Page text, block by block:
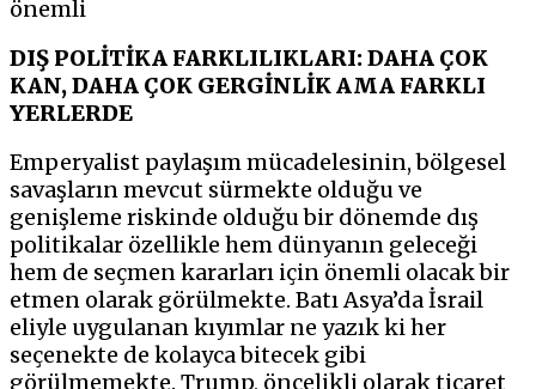
önemli
DIŞ POLİTİKA FARKLILIKLARI: DAHA ÇOK
KAN, DAHA ÇOK GERGİNLİK AMA FARKLI
YERLERDE
Emperyalist paylaşım mücadelesinin, bölgesel
savaşların mevcut sürmekte olduğu ve
genişleme riskinde olduğu bir dönemde dış
politikalar özellikle hem dünyanın geleceği
hem de seçmen kararları için önemli olacak bir
etmen olarak görülmekte. Batı Asya’da İsrail
eliyle uygulanan kıyımlar ne yazık ki her
seçenekte de kolayca bitecek gibi
görülmemekte. Trump, öncelikli olarakticaret